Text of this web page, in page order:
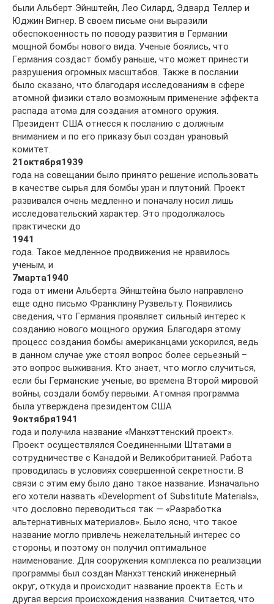
были Альберт Эйнштейн, Лео Силард, Эдвард Теллер и
Юджин Вигнер. В своем письме они выразили
обеспокоенность по поводу развития в Германии
мощной бомбы нового вида. Ученые боялись, что
Германия создаст бомбу раньше, что может принести
разрушения огромных масштабов. Также в послании
было сказано, что благодаря исследованиям в сфере
атомной физики стало возможным применение эффекта
распада атома для создания атомного оружия.
Президент США отнесся к посланию с должным
вниманием и по его приказу был создан урановый
комитет.
21 октября1939
года на совещании было принято решение использовать
в качестве сырья для бомбы уран и плутоний. Проект
развивался очень медленно и поначалу носил лишь
исследовательский характер. Это продолжалось
практически до
1941
года. Такое медленное продвижения не нравилось
ученым, и
7марта1940
года от имени Альберта Эйнштейна было направлено
еще одно письмо Франклину Рузвельту. Появились
сведения, что Германия проявляет сильный интерес к
созданию нового мощного оружия. Благодаря этому
процесс создания бомбы американцами ускорился, ведь
в данном случае уже стоял вопрос более серьезный –
это вопрос выживания. Кто знает, что могло случиться,
если бы Германские ученые, во времена Второй мировой
войны, создали бомбу первыми. Атомная программа
была утверждена президентом США
9октября1941
года и получила название «Манхэттенский проект».
Проект осуществлялся Соединенными Штатами в
сотрудничестве с Канадой и Великобританией. Работа
проводилась в условиях совершенной секретности. В
связи с этим ему было дано такое название. Изначально
его хотели назвать «Development of Substitute Materials»,
что дословно переводиться так — «Разработка
альтернативных материалов». Было ясно, что такое
название могло привлечь нежелательный интерес со
стороны, и поэтому он получил оптимальное
наименование. Для сооружения комплекса по реализации
программы был создан Манхэттенский инженерный
округ, откуда и происходит название проекта. Есть и
другая версия происхождения названия. Считается, что